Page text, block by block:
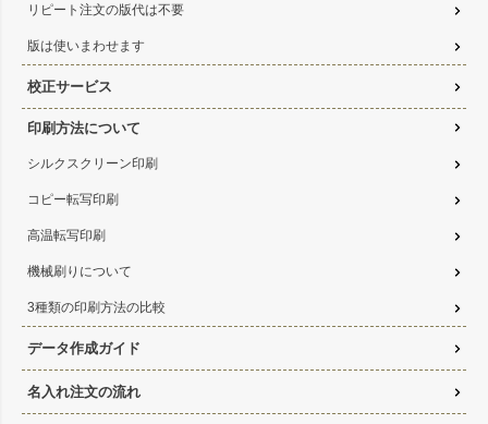
リピート注文の版代は不要
版は使いまわせます
校正サービス
印刷方法について
シルクスクリーン印刷
コピー転写印刷
高温転写印刷
機械刷りについて
3種類の印刷方法の比較
データ作成ガイド
名入れ注文の流れ